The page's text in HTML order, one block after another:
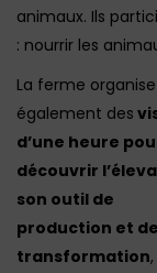
animaux. Ils
: nourrir les
La ferme organise
également des
d’une heure
découvrir
son outil de
production et de
transformation